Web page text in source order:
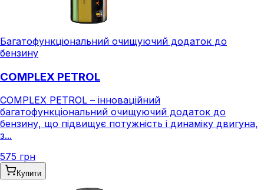
Багатофункціональний очищуючий додаток до
бензину
COMPLEX PETROL
COMPLEX PETROL – інноваційний
багатофункціональний очищуючий додаток до
бензину, що підвищує потужність і динаміку двигуна,
з...
575 грн
Купити